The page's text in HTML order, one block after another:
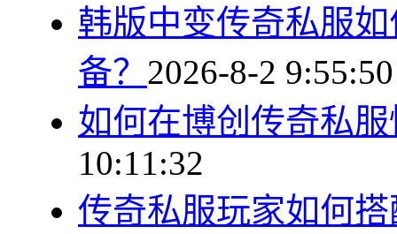
韩版中变传奇私服
备？ 2026-8-2 9:55:50
如何在博创传奇私
10:11:32
传奇私服玩家如何